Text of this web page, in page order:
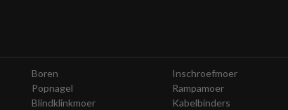
Boren
Popnagel
Blindklinkmoer
Inschroefmoer
Rampamoer
Kabelbinders